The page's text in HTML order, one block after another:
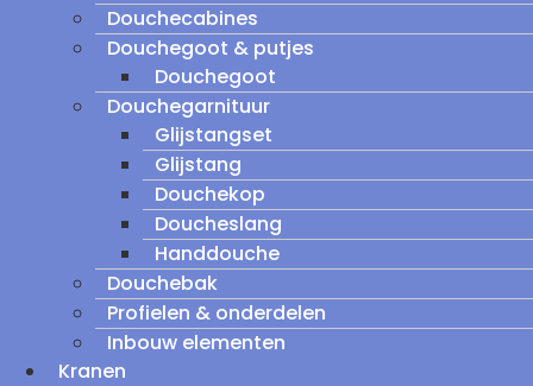
Douchecabines
Douchegoot & putjes
Douchegoot
Douchegarnituur
Glijstangset
Glijstang
Douchekop
Doucheslang
Handdouche
Douchebak
Profielen & onderdelen
Inbouw elementen
Kranen